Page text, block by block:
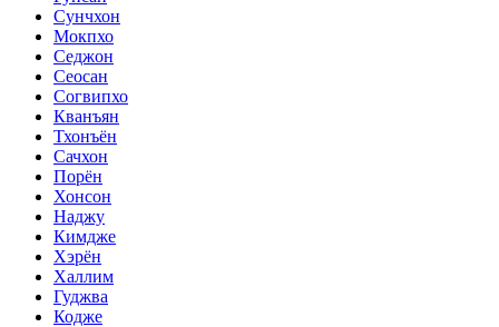
Сунчхон
Мокпхо
Седжон
Сеосан
Согвипхо
Кванъян
Тхонъён
Сачхон
Порён
Хонсон
Наджу
Кимдже
Хэрён
Халлим
Гуджва
Кодже